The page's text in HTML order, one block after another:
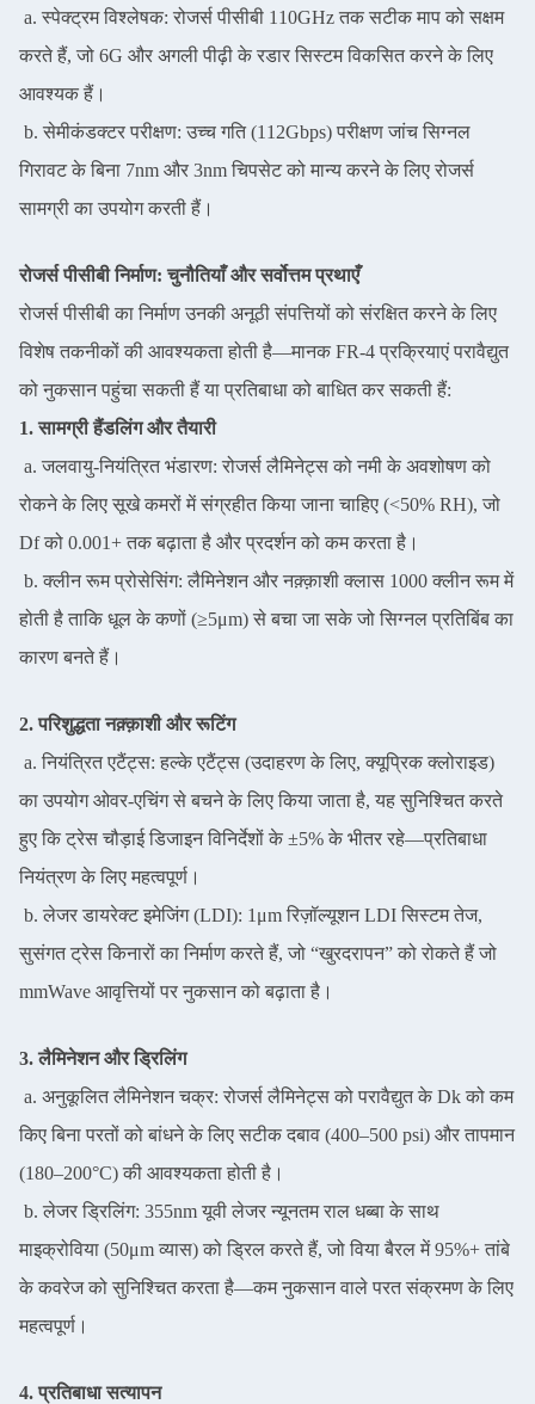
a. स्पेक्ट्रम विश्लेषक: रोजर्स पीसीबी 110GHz तक सटीक माप को सक्षम
करते हैं, जो 6G और अगली पीढ़ी के रडार सिस्टम विकसित करने के लिए
आवश्यक हैं।
b. सेमीकंडक्टर परीक्षण: उच्च गति (112Gbps) परीक्षण जांच सिग्नल
गिरावट के बिना 7nm और 3nm चिपसेट को मान्य करने के लिए रोजर्स
सामग्री का उपयोग करती हैं।
रोजर्स पीसीबी निर्माण: चुनौतियाँ और सर्वोत्तम प्रथाएँ
रोजर्स पीसीबी का निर्माण उनकी अनूठी संपत्तियों को संरक्षित करने के लिए
विशेष तकनीकों की आवश्यकता होती है—मानक FR-4 प्रक्रियाएं परावैद्युत
को नुकसान पहुंचा सकती हैं या प्रतिबाधा को बाधित कर सकती हैं:
1. सामग्री हैंडलिंग और तैयारी
a. जलवायु-नियंत्रित भंडारण: रोजर्स लैमिनेट्स को नमी के अवशोषण को
रोकने के लिए सूखे कमरों में संग्रहीत किया जाना चाहिए (<50% RH), जो
Df को 0.001+ तक बढ़ाता है और प्रदर्शन को कम करता है।
b. क्लीन रूम प्रोसेसिंग: लैमिनेशन और नक़्क़ाशी क्लास 1000 क्लीन रूम में
होती है ताकि धूल के कणों (≥5μm) से बचा जा सके जो सिग्नल प्रतिबिंब का
कारण बनते हैं।
2. परिशुद्धता नक़्क़ाशी और रूटिंग
a. नियंत्रित एटैंट्स: हल्के एटैंट्स (उदाहरण के लिए, क्यूप्रिक क्लोराइड)
का उपयोग ओवर-एचिंग से बचने के लिए किया जाता है, यह सुनिश्चित करते
हुए कि ट्रेस चौड़ाई डिजाइन विनिर्देशों के ±5% के भीतर रहे—प्रतिबाधा
नियंत्रण के लिए महत्वपूर्ण।
b. लेजर डायरेक्ट इमेजिंग (LDI): 1μm रिज़ॉल्यूशन LDI सिस्टम तेज,
सुसंगत ट्रेस किनारों का निर्माण करते हैं, जो “खुरदरापन” को रोकते हैं जो
mmWave आवृत्तियों पर नुकसान को बढ़ाता है।
3. लैमिनेशन और ड्रिलिंग
a. अनुकूलित लैमिनेशन चक्र: रोजर्स लैमिनेट्स को परावैद्युत के Dk को कम
किए बिना परतों को बांधने के लिए सटीक दबाव (400–500 psi) और तापमान
(180–200°C) की आवश्यकता होती है।
b. लेजर ड्रिलिंग: 355nm यूवी लेजर न्यूनतम राल धब्बा के साथ
माइक्रोविया (50μm व्यास) को ड्रिल करते हैं, जो विया बैरल में 95%+ तांबे
के कवरेज को सुनिश्चित करता है—कम नुकसान वाले परत संक्रमण के लिए
महत्वपूर्ण।
4. प्रतिबाधा सत्यापन